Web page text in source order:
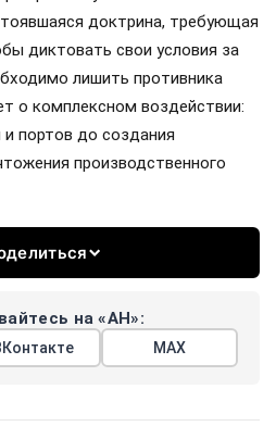
доктрина, требующая
диктовать свои условия за
лишить противника
о комплексном воздействии:
и портов до создания
производственного
на «АН»:
МАХ